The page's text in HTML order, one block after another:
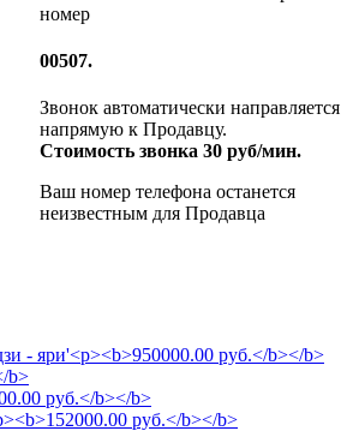
номер
00507.
Звонок автоматически направляется
напрямую к Продавцу.
Стоимость звонка 30 руб/мин.
Ваш номер телефона останется
неизвестным для Продавца